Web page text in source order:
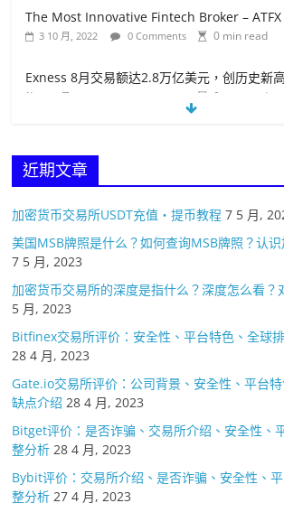
The Most Innovative Fintech Broker – ATFX
3 10 月, 2022 0 Comments 0 min read
Exness 8月交易额达2.8万亿美元，创历史新高
18 9 月, 2022 0 min read
19 4 月, 2023
近期文章
加密货币交易所USDT充值・提币教程 7 5 月,
美国MSB牌照是什么？如何查询MSB牌照？认
7 5 月, 2023
加密货币交易所的深度是指什么？深度怎么看？
5 月, 2023
Bitfinex交易所评价：安全性、平台特色、全球
28 4 月, 2023
Gate.io交易所评价：公司背景、安全性、平台
缺点介绍 28 4 月, 2023
Bitget评价：是否诈骗、交易所介绍、安全性、
整分析 28 4 月, 2023
Bybit评价：交易所介绍、是否诈骗、安全性、
整分析 27 4 月, 2023